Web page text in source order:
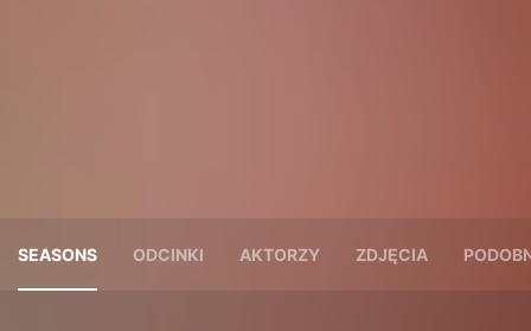
SEASONS ODCINKI AKTORZY ZDJĘCIA